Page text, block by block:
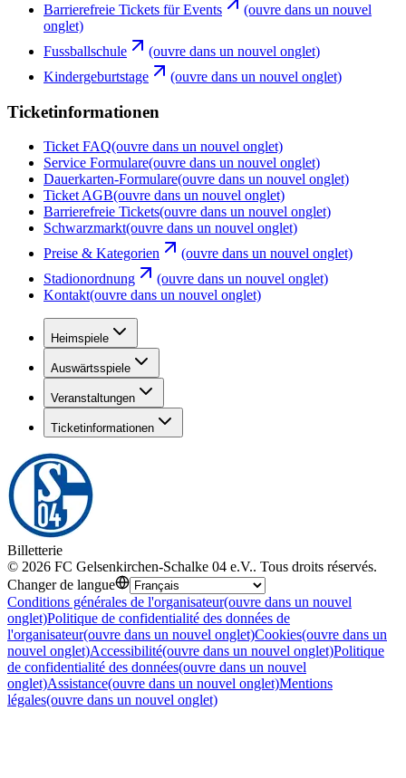
Barrierefreie Tickets für Events
(ouvre dans un nouvel
onglet)
Fussballschule
(ouvre dans un nouvel onglet)
Kindergeburtstage
(ouvre dans un nouvel onglet)
Ticketinformationen
Ticket FAQ(ouvre dans un nouvel onglet)
Service Formulare(ouvre dans un nouvel onglet)
Dauerkarten-Formulare(ouvre dans un nouvel onglet)
Ticket AGB(ouvre dans un nouvel onglet)
Barrierefreie Tickets(ouvre dans un nouvel onglet)
Schwarzmarkt(ouvre dans un nouvel onglet)
Preise & Kategorien
(ouvre dans un nouvel onglet)
Stadionordnung
(ouvre dans un nouvel onglet)
Kontakt(ouvre dans un nouvel onglet)
Heimspiele
Auswärtsspiele
Veranstaltungen
Ticketinformationen
Billetterie
© 2026 FC Gelsenkirchen-Schalke 04 e.V.. Tous droits réservés.
Changer de langue
Conditions générales de l'organisateur(ouvre dans un nouvel
onglet)Politique de confidentialité des données de
l'organisateur(ouvre dans un nouvel onglet)Cookies(ouvre dans un
nouvel onglet)Accessibilité(ouvre dans un nouvel onglet)Politique
de confidentialité des données(ouvre dans un nouvel
onglet)Assistance(ouvre dans un nouvel onglet)Mentions
légales(ouvre dans un nouvel onglet)